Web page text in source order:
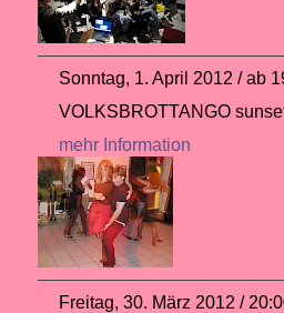
Sonntag, 1. April 2012 / ab
VOLKSBROTTANGO
mehr Information
Freitag, 30. März 2012 /